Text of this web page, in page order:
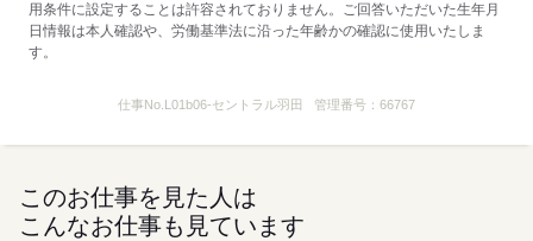
用条件に設定することは許容されておりません。ご回答いただいた生年月
日情報は本人確認や、労働基準法に沿った年齢かの確認に使用いたしま
す。
仕事No. L01b06-セントラル羽田 管理番号：66767
このお仕事を見た人は
こんなお仕事も見ています